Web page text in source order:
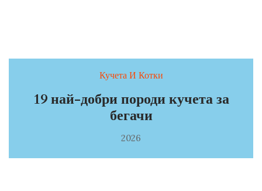
Кучета И Котки
19 най-добри породи кучета за
бегачи
2026